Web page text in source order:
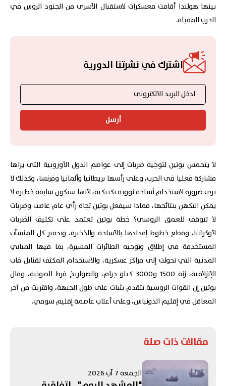
بينها هولندا أقامت معسكرات لاستقبال الأسرى من الجنود الروس في
الحرب المقبلة.
اشترك في نشرتنا الدورية
أرسل
لا يتحمس بوتين لتوجيه ضربات إلى عواصم الدول الأوروبية التي يراها
مشاركة فعليا فى الحرب، وعلى رأسها بريطانيا وألمانيا وفرنسا، وكذلك لا
يرى ضرورة لاستخدام أسلحة نووية تكتيكية، لأنها ستكون سابقة خطيرة لا
يمكن التكهن بنتائجها، فماذا سيفعل بوتين تجاه رأي عام غاضب وضربات
لا تتوقف للعمق الروسي؟ خطة بوتين تعتمد على تكثيف الضربات
لأوكرانيا، وقطع خطوط إمدادها بالأسلحة والذخيرة، وتدمير كل المنشآت
المستخدمة في إطلاق وتوجيه الطائرات المسيرة، بما فيها المباني
المدنية التي تحولت إلى مراكز عسكرية، والاستخدام المكثف لقنابل فاب
الإنزلاقية، زنة 1500 و3000 كيلو جرام، والصواريخ فرط الصوتية، وقال
بوتين إن القوات الروسية تتقدم بثبات على طول الجبهة، واقتربت من آخر
المعاقل في إقليم الدونباس، وعلى أعتاب عاصمة إقليم سومي.
مقالات ذات صلة
الجمعة 7 آب 2026